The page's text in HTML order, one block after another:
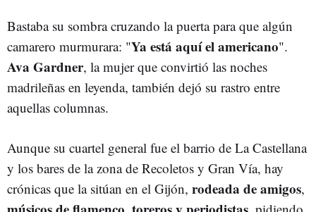
Bastaba su sombra cruzando la puerta para que algún
camarero murmurara: "Ya está aquí el americano".
Ava Gardner, la mujer que convirtió las noches
madrileñas en leyenda, también dejó su rastro entre
aquellas columnas.
Aunque su cuartel general fue el barrio de La Castellana
y los bares de la zona de Recoletos y Gran Vía, hay
crónicas que la sitúan en el Gijón, rodeada de amigos,